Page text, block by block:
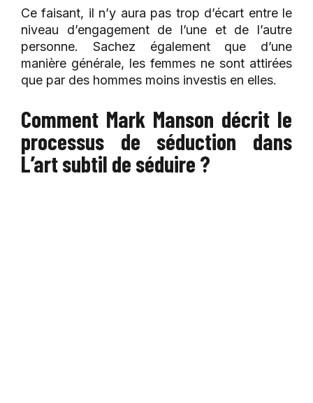
Ce faisant, il n’y aura pas trop d’écart entre le
niveau d’engagement de l’une et de l’autre
personne. Sachez également que d’une
manière générale, les femmes ne sont attirées
que par des hommes moins investis en elles.
Comment Mark Manson décrit le
processus de séduction dans
L’art subtil de séduire ?